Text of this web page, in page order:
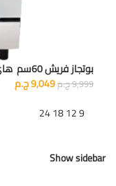
بوتجاز فريش 60سم هاي كاست استانلس بمروحه نصف امان - 3313
9,999ج.م9,049ج.م
9
12
18
24
Show sidebar